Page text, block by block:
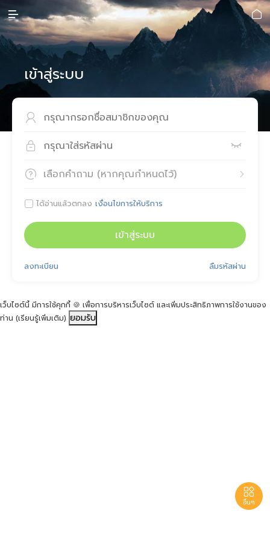
 
เข้าสู่ระบบ

 
 
เลือกคำถาม (หากคุณกำหนดไว้)
 ได้อ่านแล้วตกลง เงื่อนไขการให้บริการ
เข้าสู่ระบบ
ลืมรหัสผ่าน
ลงทะเบียน

อื่นๆ
เว็บไซต์นี้ มีการใช้คุกกี้ 🍪 เพื่อการบริหารเว็บไซต์ และเพิ่มประสิทธิภาพการใช้งานของ
ท่าน (เรียนรู้เพิ่มเติม) ยอมรับ